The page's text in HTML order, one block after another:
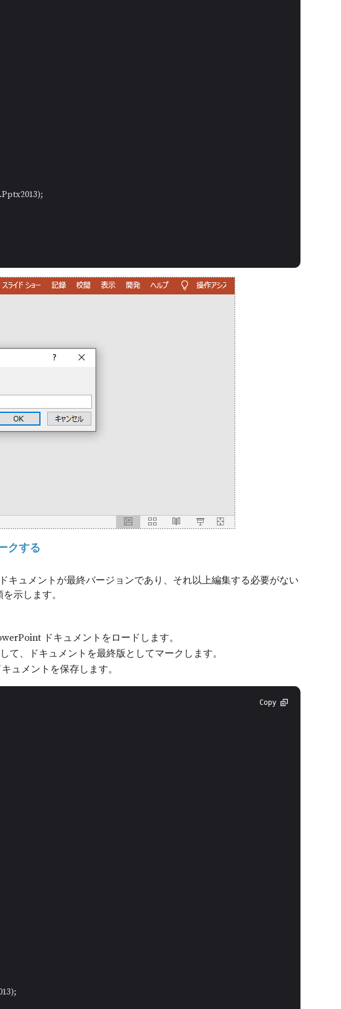
クする
ュメントが最終バージョンであり、それ以上編集する必要がない
示します。
ドキュメントをロードします。
て、ドキュメントを最終版としてマークします。
ュメントを保存します。
Copy